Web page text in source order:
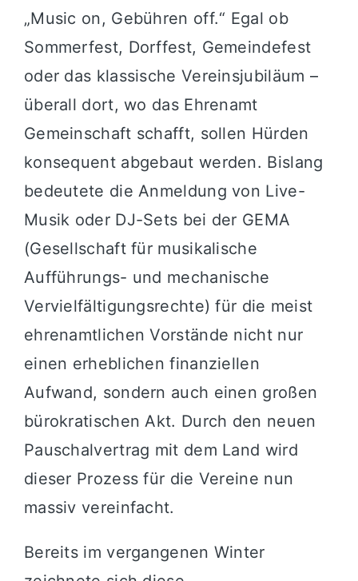
„Music on, Gebühren off.“ Egal ob
Sommerfest, Dorffest, Gemeindefest
oder das klassische Vereinsjubiläum –
überall dort, wo das Ehrenamt
Gemeinschaft schafft, sollen Hürden
konsequent abgebaut werden. Bislang
bedeutete die Anmeldung von Live-
Musik oder DJ-Sets bei der GEMA
(Gesellschaft für musikalische
Aufführungs- und mechanische
Vervielfältigungsrechte) für die meist
ehrenamtlichen Vorstände nicht nur
einen erheblichen finanziellen
Aufwand, sondern auch einen großen
bürokratischen Akt. Durch den neuen
Pauschalvertrag mit dem Land wird
dieser Prozess für die Vereine nun
massiv vereinfacht.
Bereits im vergangenen Winter